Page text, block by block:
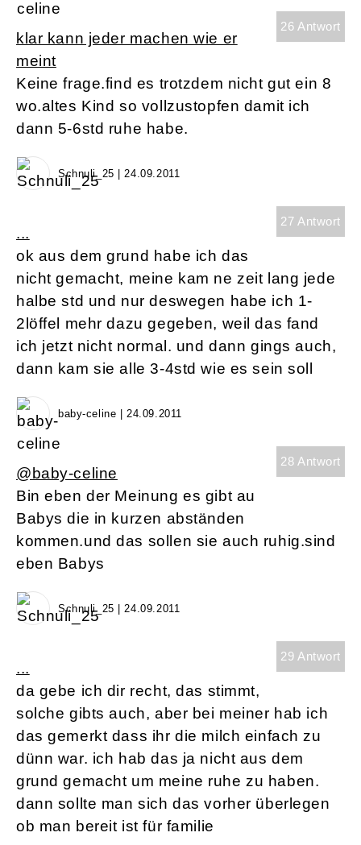
26 Antwort
klar kann jeder machen wie er
meint
Keine frage.find es trotzdem nicht gut ein 8
wo.altes Kind so vollzustopfen damit ich
dann 5-6std ruhe habe.
Schnuli_25 | 24.09.2011
27 Antwort
...
ok aus dem grund habe ich das
nicht gemacht, meine kam ne zeit lang jede
halbe std und nur deswegen habe ich 1-
2löffel mehr dazu gegeben, weil das fand
ich jetzt nicht normal. und dann gings auch,
dann kam sie alle 3-4std wie es sein soll
baby-celine | 24.09.2011
28 Antwort
@baby-celine
Bin eben der Meinung es gibt au
Babys die in kurzen abständen
kommen.und das sollen sie auch ruhig.sind
eben Babys
Schnuli_25 | 24.09.2011
29 Antwort
...
da gebe ich dir recht, das stimmt,
solche gibts auch, aber bei meiner hab ich
das gemerkt dass ihr die milch einfach zu
dünn war. ich hab das ja nicht aus dem
grund gemacht um meine ruhe zu haben.
dann sollte man sich das vorher überlegen
ob man bereit ist für familie